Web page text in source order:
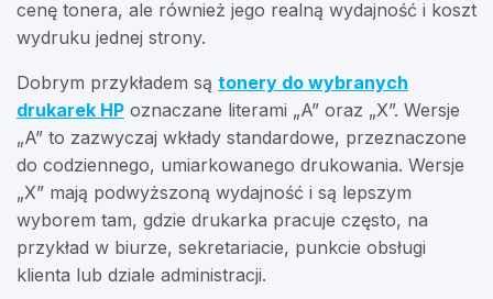
cenę tonera, ale również jego realną wydajność i koszt
wydruku jednej strony.
Dobrym przykładem są tonery do wybranych
drukarek HP oznaczane literami „A” oraz „X”. Wersje
„A” to zazwyczaj wkłady standardowe, przeznaczone
do codziennego, umiarkowanego drukowania. Wersje
„X” mają podwyższoną wydajność i są lepszym
wyborem tam, gdzie drukarka pracuje często, na
przykład w biurze, sekretariacie, punkcie obsługi
klienta lub dziale administracji.